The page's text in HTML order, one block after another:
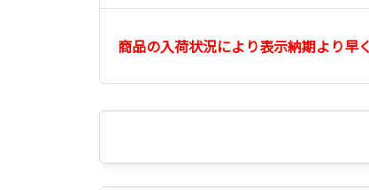
商品の入荷状況により表示納期より早